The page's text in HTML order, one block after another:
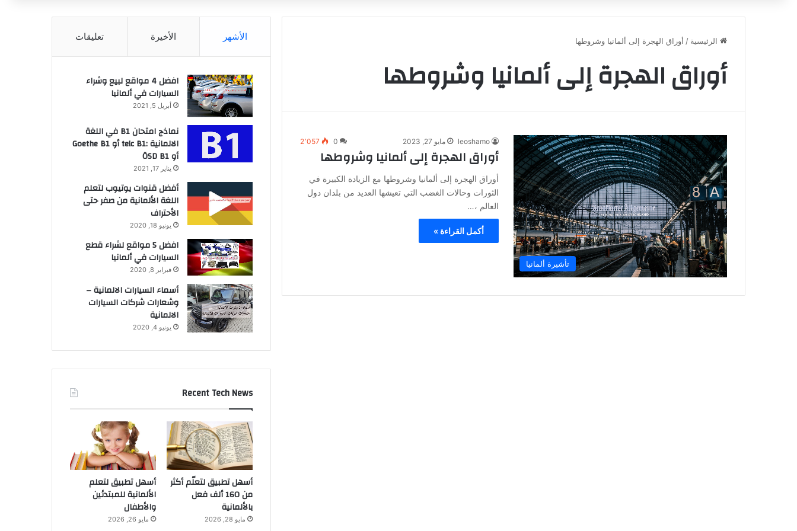
الرئيسية / أوراق الهجرة إلى ألمانيا وشروطها
أوراق الهجرة إلى ألمانيا وشروطها
تأشيرة ألمانيا
leoshamo مايو 27, 2023 0 2٬057
أوراق الهجرة إلى ألمانيا وشروطها
أوراق الهجرة إلى ألمانيا وشروطها مع الزيادة الكبيرة في
الثورات وحالات الغضب التي تعيشها العديد من بلدان دول
العالم ،…
أكمل القراءة »
الأشهر الأخيرة تعليقات
افضل 4 مواقع لبيع وشراء
السيارات في ألمانيا
أبريل 5, 2021
نماذج امتحان B1 في اللغة
الالمانية :telc B1 أو Goethe B1
أو ÖSD B1
يناير 17, 2021
أفضل قنوات يوتيوب لتعلم
اللغة الألمانية من صفر حتى
الأحتراف
يونيو 18, 2020
افضل 5 مواقع لشراء قطع
السيارات في ألمانيا
فبراير 8, 2020
أسماء السيارات الالمانية –
وشعارات شركات السيارات
الالمانية
يونيو 4, 2020
Recent Tech News
أسهل تطبيق لتعلّم أكثر
من 160 ألف فعل
بالألمانية
مايو 28, 2026
أسهل تطبيق لتعلم
الألمانية للمبتدئين
والأطفال
مايو 26, 2026